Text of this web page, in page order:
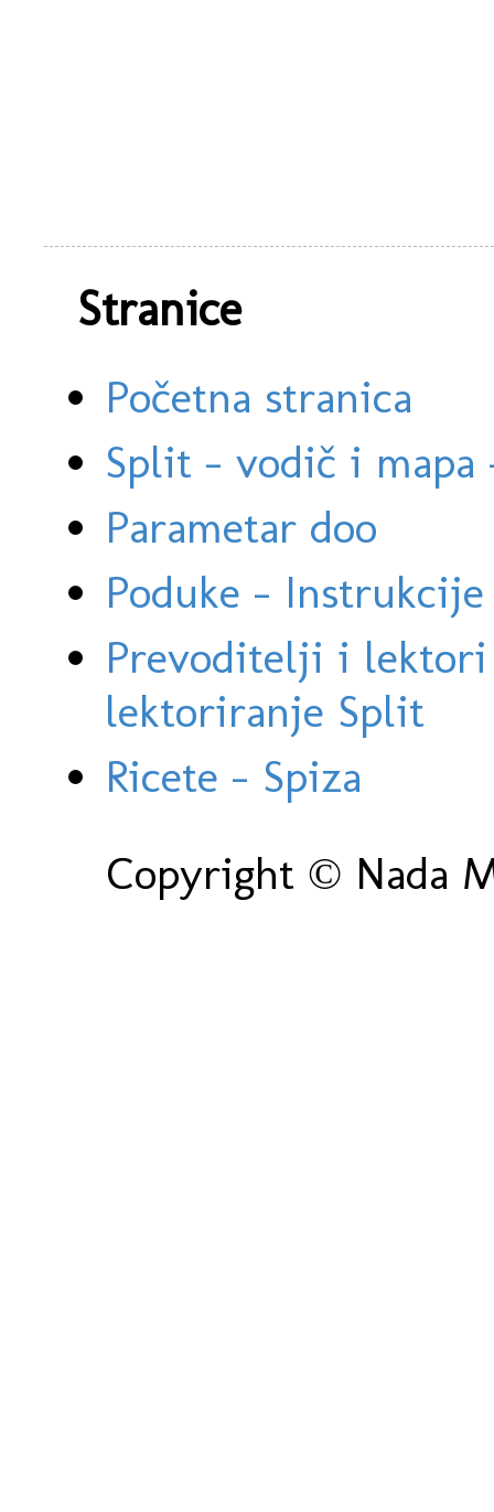
Stranice
Početna stranica
Split - vodič i
Parametar doo
Poduke -
Prevoditelji i
lektoriranje Split
Ricete - Spiza
Copyright © Nada